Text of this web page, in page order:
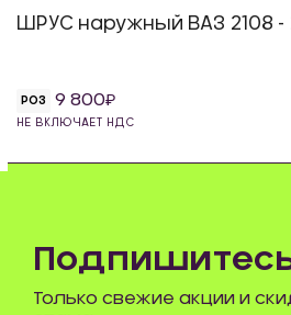
ШРУС наружный ВАЗ 2108 -
РОЗ 9 800
НЕ ВКЛЮЧАЕТ НДС
Только свежие акции и